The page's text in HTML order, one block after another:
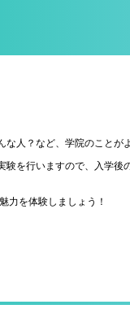
人？など、学院のことが
を行いますので、入学後
力を体験しましょう！